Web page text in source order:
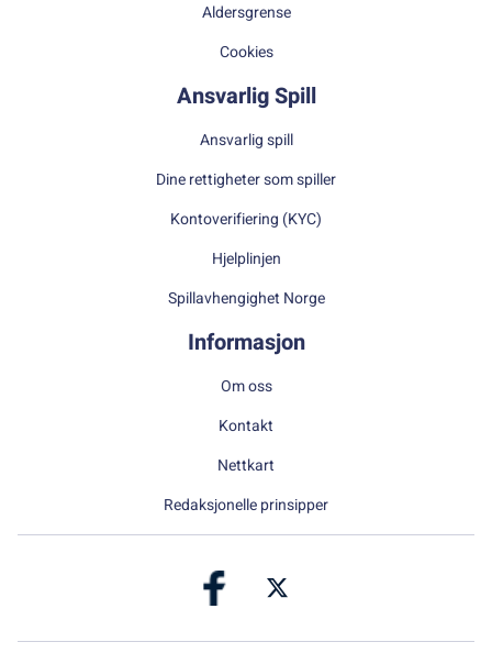
Aldersgrense
Cookies
Ansvarlig Spill
Ansvarlig spill
Dine rettigheter som spiller
Kontoverifiering (KYC)
Hjelplinjen
Spillavhengighet Norge
Informasjon
Om oss
Kontakt
Nettkart
Redaksjonelle prinsipper